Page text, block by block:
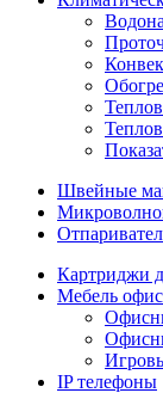
Швейные
Картриджи
Мебель
IP телефоны